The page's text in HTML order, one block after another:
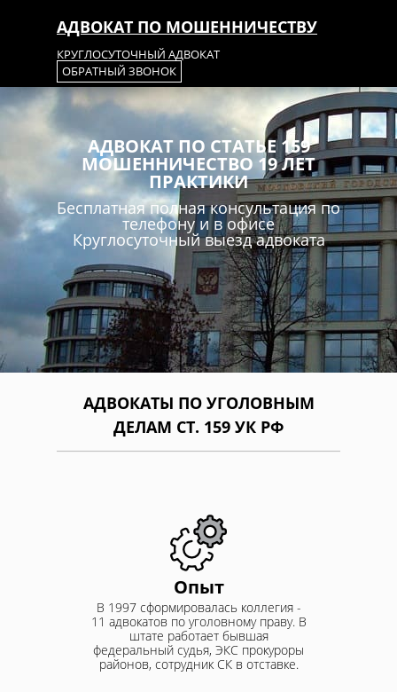
АДВОКАТ ПО МОШЕННИЧЕСТВУ
КРУГЛОСУТОЧНЫЙ АДВОКАТ
ОБРАТНЫЙ ЗВОНОК
АДВОКАТ ПО СТАТЬЕ 159
МОШЕННИЧЕСТВО 19 ЛЕТ
ПРАКТИКИ
Бесплатная полная консультация по
телефону и в офисе
Круглосуточный выезд адвоката
АДВОКАТЫ ПО УГОЛОВНЫМ
ДЕЛАМ СТ. 159 УК РФ
Опыт
В 1997 сформировалась коллегия -
11 адвокатов по уголовному праву. В
штате работает бывшая
федеральный судья, ЭКС прокуроры
районов, сотрудник СК в отставке.